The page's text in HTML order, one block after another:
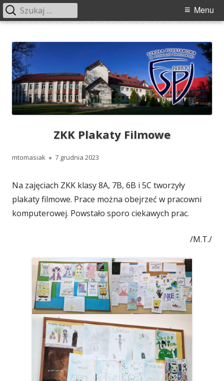
treści
Świebockiego w Barcicach
Menu
Menu
Szukaj:
ZKK Plakaty Filmowe
Autor
mtomasiak Opublikowano
7 grudnia 2023
Na zajęciach ZKK klasy 8A, 7B, 6B i 5C tworzyły
plakaty filmowe. Prace można obejrzeć w pracowni
komputerowej. Powstało sporo ciekawych prac.
/M.T./